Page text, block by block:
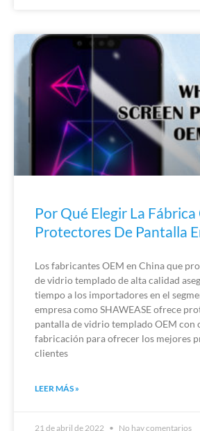
Por Qué Elegir La
Protectores De Pantalla
Los fabricantes OEM en China que
de vidrio templado de alta calidad
tiempo a los importadores en el
empresa como SHAWEASE ofrece
pantalla de vidrio templado OEM con
fabricación para ofrecer los mejores
clientes
LEER MÁS »
21 de abril de 2022 No hay comentarios